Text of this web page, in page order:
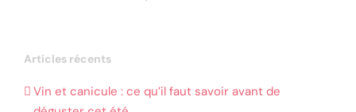
Articles récents
Vin et canicule : ce qu’il faut savoir avant de